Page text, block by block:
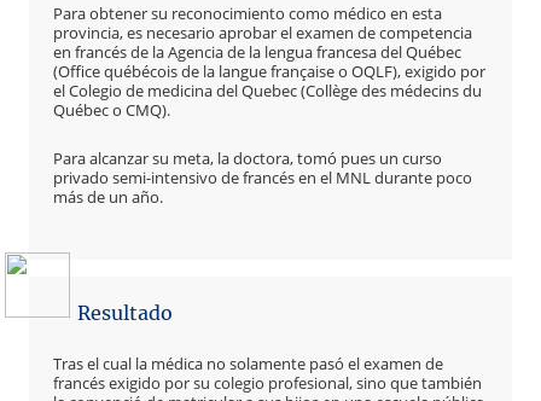
Para obtener su reconocimiento como médico en esta
provincia, es necesario aprobar el examen de competencia
en francés de la Agencia de la lengua francesa del Québec
(Office québécois de la langue française o OQLF), exigido por
el Colegio de medicina del Quebec (Collège des médecins du
Québec o CMQ).
Para alcanzar su meta, la doctora, tomó pues un curso
privado semi-intensivo de francés en el MNL durante poco
más de un año.
Resultado
Tras el cual la médica no solamente pasó el examen de
francés exigido por su colegio profesional, sino que también